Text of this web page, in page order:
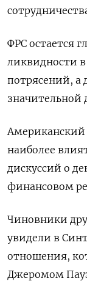
ФРС ‌остается
ликвидности
потрясений, а
значительной
Американский
наиболее
дискуссий о
финансовом
Чиновники
увидели в
отношения,
Джеромом